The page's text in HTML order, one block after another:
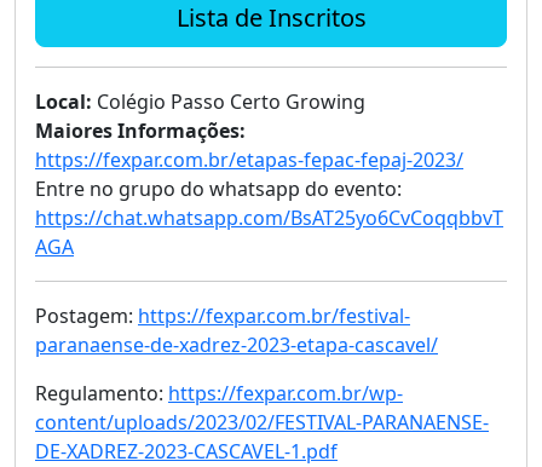
Lista de Inscritos
Local: Colégio Passo Certo Growing
Maiores Informações:
https://fexpar.com.br/etapas-fepac-fepaj-2023/
Entre no grupo do whatsapp do evento:
https://chat.whatsapp.com/BsAT25yo6CvCoqqbbvT
AGA
Postagem: https://fexpar.com.br/festival-
paranaense-de-xadrez-2023-etapa-cascavel/
Regulamento: https://fexpar.com.br/wp-
content/uploads/2023/02/FESTIVAL-PARANAENSE-
DE-XADREZ-2023-CASCAVEL-1.pdf